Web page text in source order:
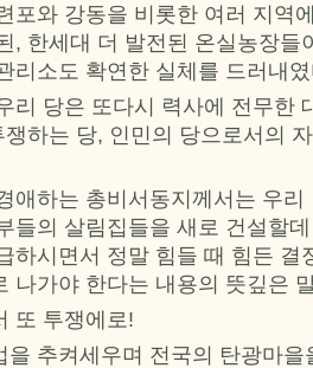
포와 강동을 비롯한 여러 지역
, 한세대 더 발전된 온실농장들
리소도 확연한 실체를 드러내
리 당은 또다시 력사에 전무한
쟁하는 당, 인민의 당으로서의
애하는 총비서동지께서는 우
들의 살림집들을 새로 건설할
하시면서 정말 힘들 때 힘든 결
나가야 한다는 내용의 뜻깊은
또 투쟁에로!
을 추켜세우며 전국의 탄광마